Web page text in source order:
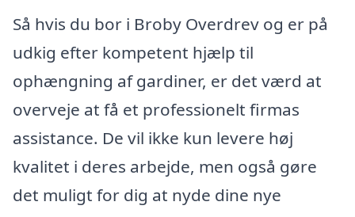
Så hvis du bor i Broby Overdrev og er på
udkig efter kompetent hjælp til
ophængning af gardiner, er det værd at
overveje at få et professionelt firmas
assistance. De vil ikke kun levere høj
kvalitet i deres arbejde, men også gøre
det muligt for dig at nyde dine nye